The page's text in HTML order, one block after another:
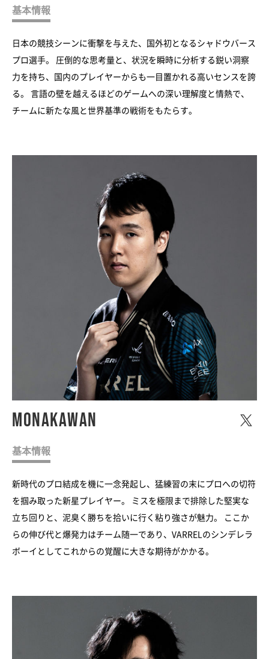
基本情報
日本の競技シーンに衝撃を与えた、国外初となるシャドウバース
プロ選手。 圧倒的な思考量と、状況を瞬時に分析する鋭い洞察
力を持ち、国内のプレイヤーからも一目置かれる高いセンスを誇
る。 言語の壁を越えるほどのゲームへの深い理解度と情熱で、
チームに新たな風と世界基準の戦術をもたらす。
monakawan
基本情報
新時代のプロ結成を機に一念発起し、猛練習の末にプロへの切符
を掴み取った新星プレイヤー。 ミスを極限まで排除した堅実な
立ち回りと、泥臭く勝ちを拾いに行く粘り強さが魅力。 ここか
らの伸び代と爆発力はチーム随一であり、VARRELのシンデレラ
ボーイとしてこれからの覚醒に大きな期待がかかる。